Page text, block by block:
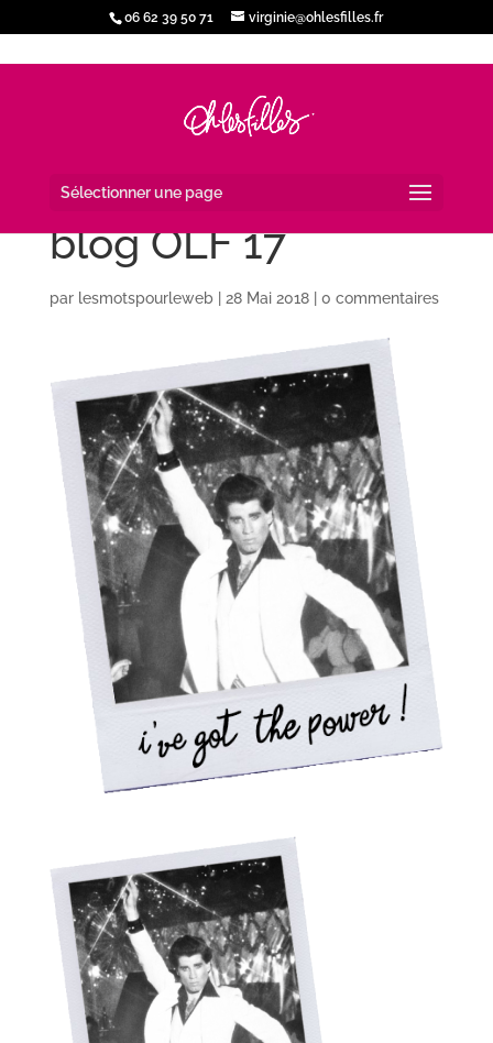
06 62 39 50 71 virginie@ohlesfilles.fr
Sélectionner une page
blog OLF 17
par lesmotspourleweb| 28 Mai 2018| 0 commentaires